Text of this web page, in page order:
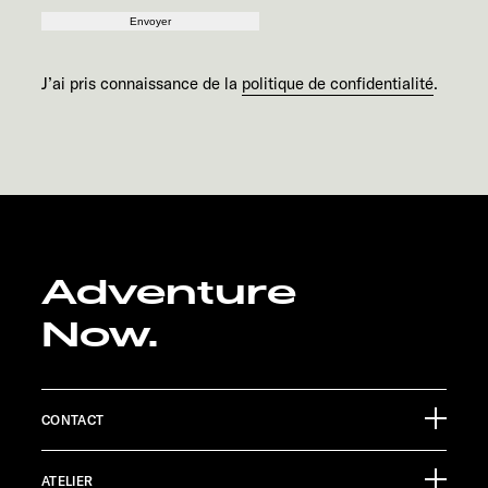
Envoyer
J’ai pris connaissance de la politique de confidentialité.
Adventure
Now.
CONTACT
ATELIER